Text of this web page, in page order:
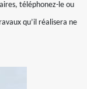
téléphonez-le ou
qu’il réalisera ne